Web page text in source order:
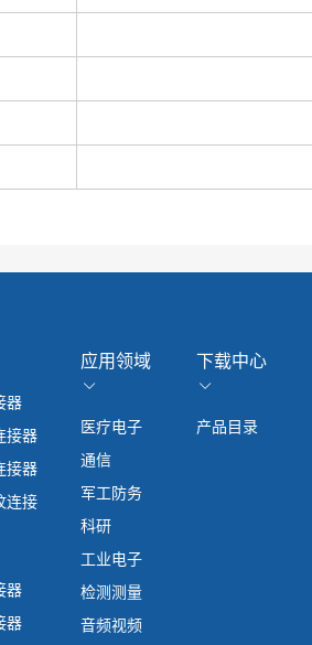
器
接器
接器
连接
器
器
应用领域
医疗电子
通信
军工防务
科研
工业电子
检测测量
音频视频
下载中心
产品目录